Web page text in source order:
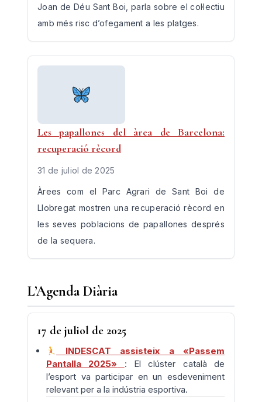
Joan de Déu Sant Boi, parla sobre el col·lectiu
amb més risc d’ofegament a les platges.
Les papallones del àrea de Barcelona:
recuperació rècord
31 de juliol de 2025
Àrees com el Parc Agrari de Sant Boi de
Llobregat mostren una recuperació rècord en
les seves poblacions de papallones després
de la sequera.
L’Agenda Diària
17 de juliol de 2025
INDESCAT assisteix a «Passem
Pantalla 2025»
: El clúster català de
l’esport va participar en un esdeveniment
relevant per a la indústria esportiva.